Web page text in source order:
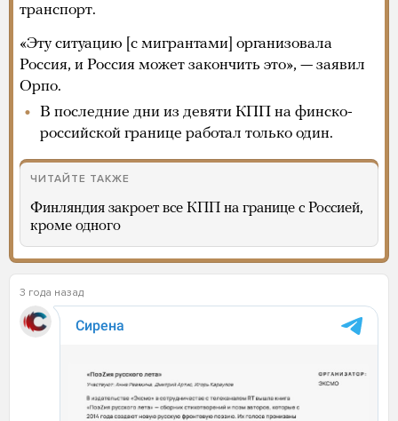
транспорт.
«Эту ситуацию [с мигрантами] организовала
Россия, и Россия может закончить это», — заявил
Орпо.
В последние дни из девяти КПП на финско-
российской границе работал только один.
ЧИТАЙТЕ ТАКЖЕ
Финляндия закроет все КПП на границе с Россией,
кроме одного
3 года назад